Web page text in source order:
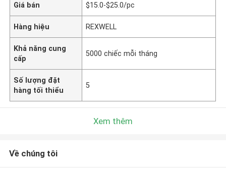
Giá bán $15.0-$25.0/pc
Hàng hiệu REXWELL
Khả năng cung
cấp
5000 chiếc mỗi tháng
Số lượng đặt
hàng tối thiểu
5
Xem thêm
Về chúng tôi